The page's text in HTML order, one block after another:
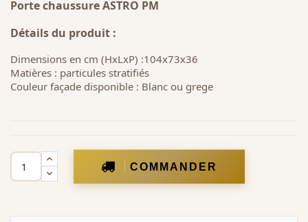
Porte chaussure ASTRO PM
Détails du produit :
Dimensions en cm (HxLxP) :104x73x36
Matières : particules stratifiés
Couleur façade disponible : Blanc ou grege
COMMANDER